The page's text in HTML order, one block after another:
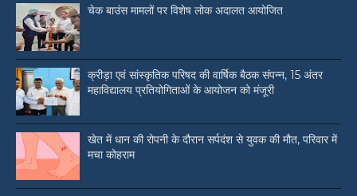
चेक बाउंस मामलों पर विशेष लोक अदालत आयोजित
क्रीड़ा एवं सांस्कृतिक परिषद की वार्षिक बैठक संपन्न, 15 अंतर
महाविद्यालय प्रतियोगिताओं के आयोजन को मंजूरी
खेत में धान की रोपनी के दौरान सर्पदंश से युवक की मौत, परिवार में
मचा कोहराम